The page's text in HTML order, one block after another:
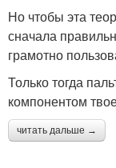
Но чтобы эта
сначала
грамотно
Только тогда
компонентом
читать дальше →